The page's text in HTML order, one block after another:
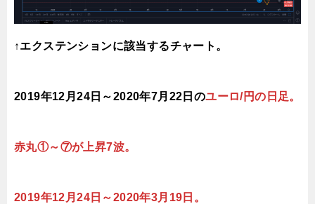
↑エクステンションに該当するチャート。
2019年12月24日～2020年7月22日のユーロ/円の日足。
赤丸①～⑦が上昇7波。
2019年12月24日～2020年3月19日。